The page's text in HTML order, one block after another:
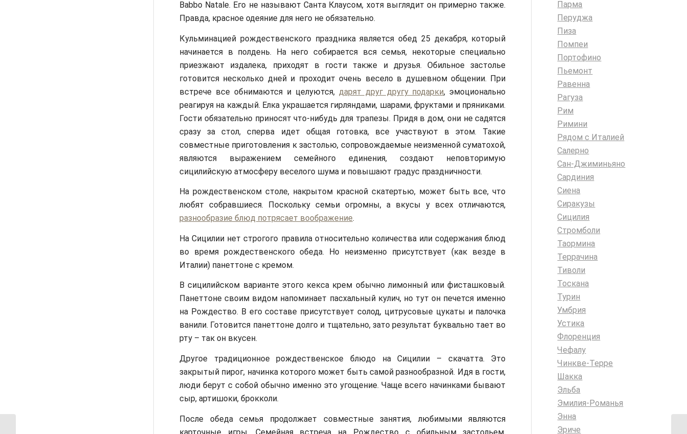
Babbo Natale. Его не называют Санта Клаусом, хотя выглядит он примерно также.
Правда, красное одеяние для него не обязательно.
Кульминацией рождественского праздника является обед 25 декабря, который
начинается в полдень. На него собирается вся семья, некоторые специально
приезжают издалека, приходят в гости также и друзья. Обильное застолье
готовится несколько дней и проходит очень весело в душевном общении. При
встрече все обнимаются и целуются, дарят друг другу подарки, эмоционально
реагируя на каждый. Елка украшается гирляндами, шарами, фруктами и пряниками.
Гости обязательно приносят что-нибудь для трапезы. Придя в дом, они не садятся
сразу за стол, сперва идет общая готовка, все участвуют в этом. Такие
совместные приготовления к застолью, сопровождаемые неизменной суматохой,
являются выражением семейного единения, создают неповторимую
сицилийскую атмосферу веселого шума и повышают градус праздничности.
На рождественском столе, накрытом красной скатертью, может быть все, что
любят собравшиеся. Поскольку семьи огромны, а вкусы у всех отличаются,
разнообразие блюд потрясает воображение.
На Сицилии нет строгого правила относительно количества или содержания блюд
во время рождественского обеда. Но неизменно присутствует (как везде в
Италии) панеттоне с кремом.
В сицилийском варианте этого кекса крем обычно лимонный или фисташковый.
Панеттоне своим видом напоминает пасхальный кулич, но тут он печется именно
на Рождество. В его составе присутствует солод, цитрусовые цукаты и палочка
ванили. Готовится панеттоне долго и тщательно, зато результат буквально тает во
рту – так он вкусен.
Другое традиционное рождественское блюдо на Сицилии – скачатта. Это
закрытый пирог, начинка которого может быть самой разнообразной. Идя в гости,
люди берут с собой обычно именно это угощение. Чаще всего начинками бывают
сыр, артишоки, брокколи.
После обеда семья продолжает совместные занятия, любимыми являются
карточные игры. Семейная встреча на Рождество с обильным застольем,
Парма
Перуджа
Пиза
Помпеи
Портофино
Пьемонт
Равенна
Рагуза
Рим
Римини
Рядом с Италией
Салерно
Сан-Джиминьяно
Сардиния
Сиена
Сиракузы
Сицилия
Стромболи
Таормина
Террачина
Тиволи
Тоскана
Турин
Умбрия
Устика
Флоренция
Чефалу
Чинкве-Терре
Шакка
Эльба
Эмилия-Романья
Энна
Эриче